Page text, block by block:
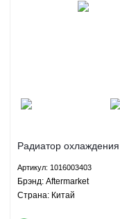
Радиатор охлаждения
MK GC6 - 1016003403
Aftermarket
Артикул: 1016003403
Брэнд: Aftermarket
Страна: Китай